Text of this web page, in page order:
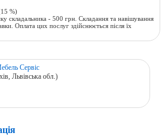
%)
складальника - 500 грн. Складання та навішування
Оплата цих послуг здійснюється після їх
Сервіс
Львівська обл.)